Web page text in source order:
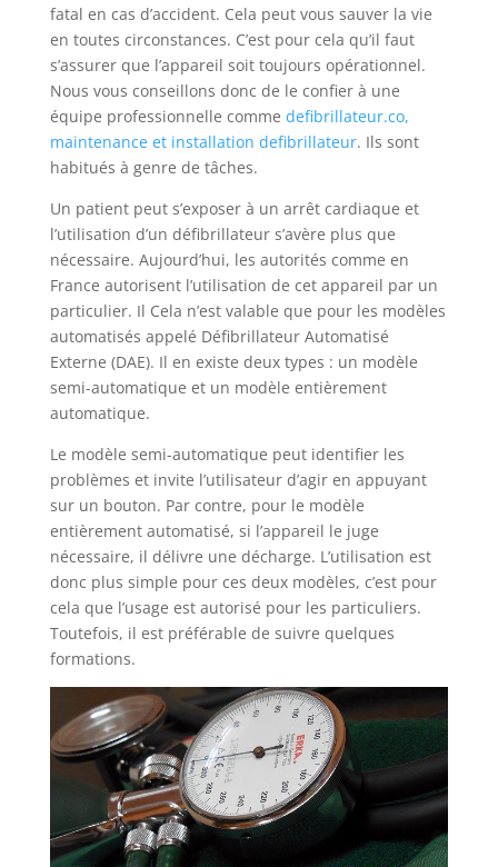
fatal en cas d’accident. Cela peut vous sauver la vie
en toutes circonstances. C’est pour cela qu’il faut
s’assurer que l’appareil soit toujours opérationnel.
Nous vous conseillons donc de le confier à une
équipe professionnelle comme defibrillateur.co,
maintenance et installation defibrillateur. Ils sont
habitués à genre de tâches.
Un patient peut s’exposer à un arrêt cardiaque et
l’utilisation d’un défibrillateur s’avère plus que
nécessaire. Aujourd’hui, les autorités comme en
France autorisent l’utilisation de cet appareil par un
particulier. Il Cela n’est valable que pour les modèles
automatisés appelé Défibrillateur Automatisé
Externe (DAE). Il en existe deux types : un modèle
semi-automatique et un modèle entièrement
automatique.
Le modèle semi-automatique peut identifier les
problèmes et invite l’utilisateur d’agir en appuyant
sur un bouton. Par contre, pour le modèle
entièrement automatisé, si l’appareil le juge
nécessaire, il délivre une décharge. L’utilisation est
donc plus simple pour ces deux modèles, c’est pour
cela que l’usage est autorisé pour les particuliers.
Toutefois, il est préférable de suivre quelques
formations.